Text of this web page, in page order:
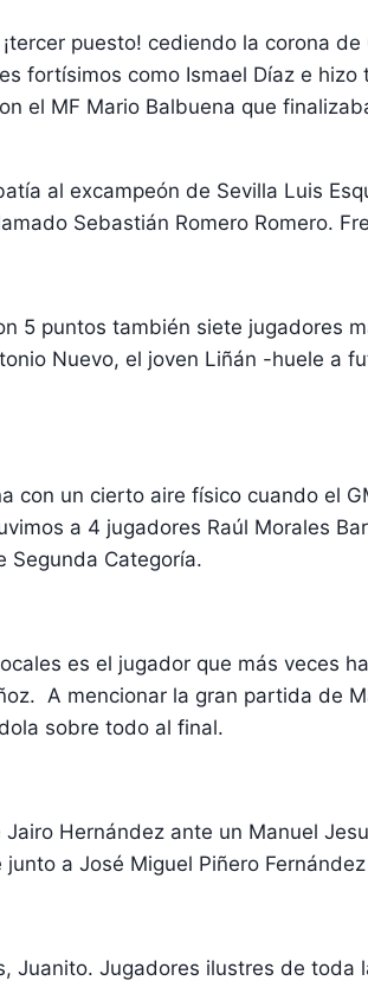
puesto! cediendo la corona
fortísimos como Ismael Díaz e
el MF Mario Balbuena que
al excampeón de Sevilla Luis
Sebastián Romero Romero.
5 puntos también siete jugadores
Nuevo, el joven Liñán -huele a
con un cierto aire físico cuando el
a 4 jugadores Raúl Morales
Segunda Categoría.
es el jugador que más veces
A mencionar la gran partida de
sobre todo al final.
Hernández ante un Manuel
a José Miguel Piñero
Juanito. Jugadores ilustres de